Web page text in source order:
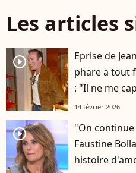
Les articles
player2
Eprise de
phare a tout
: "Il ne me
14 février 2026
player2
"On
Faustine
histoire